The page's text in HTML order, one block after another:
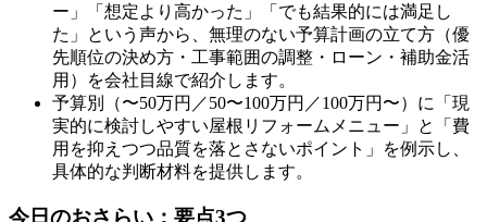
ー」「想定より高かった」「でも結果的には満足し
た」という声から、無理のない予算計画の立て方（優
先順位の決め方・工事範囲の調整・ローン・補助金活
用）を会社目線で紹介します。
予算別（〜50万円／50〜100万円／100万円〜）に「現
実的に検討しやすい屋根リフォームメニュー」と「費
用を抑えつつ品質を落とさないポイント」を例示し、
具体的な判断材料を提供します。